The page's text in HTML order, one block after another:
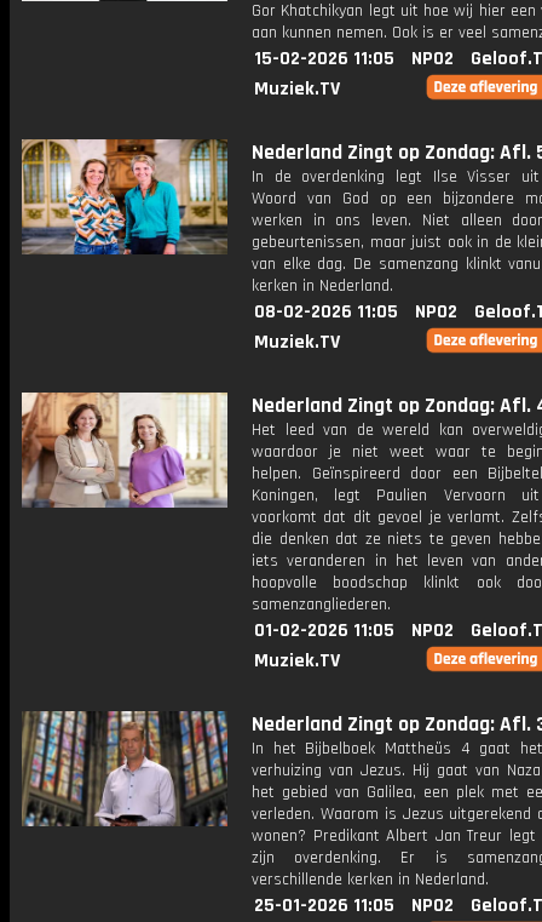
Gor Khatchikyan legt uit hoe wij hier een
aan kunnen nemen. Ook is er veel
15-02-2026 11:05 NPO2
Muziek.TV
Nederland Zingt op Zondag: Afl.
In de overdenking legt Ilse Visser
Woord van God op een bijzondere
werken in ons leven. Niet alleen
gebeurtenissen, maar juist ook in de
van elke dag. De samenzang klinkt
kerken in Nederland.
08-02-2026 11:05 NPO2
Muziek.TV
Nederland Zingt op Zondag: Afl.
Het leed van de wereld kan
waardoor je niet weet waar te
helpen. Geïnspireerd door een
Koningen, legt Paulien Vervoorn
voorkomt dat dit gevoel je verlamt.
die denken dat ze niets te geven
iets veranderen in het leven van
hoopvolle boodschap klinkt ook
samenzangliederen.
01-02-2026 11:05 NPO2
Muziek.TV
Nederland Zingt op Zondag: Afl.
In het Bijbelboek Mattheüs 4 gaat
verhuizing van Jezus. Hij gaat van
het gebied van Galilea, een plek met
verleden. Waarom is Jezus uitgerekend
wonen? Predikant Albert Jan Treur
zijn overdenking. Er is
verschillende kerken in Nederland.
25-01-2026 11:05 NPO2